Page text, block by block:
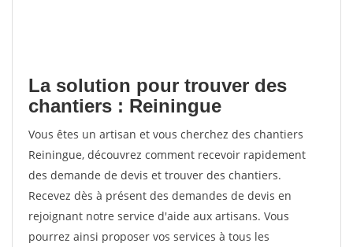
La solution pour trouver des
chantiers : Reiningue
Vous êtes un artisan et vous cherchez des chantiers
Reiningue, découvrez comment recevoir rapidement
des demande de devis et trouver des chantiers.
Recevez dès à présent des demandes de devis en
rejoignant notre service d'aide aux artisans. Vous
pourrez ainsi proposer vos services à tous les